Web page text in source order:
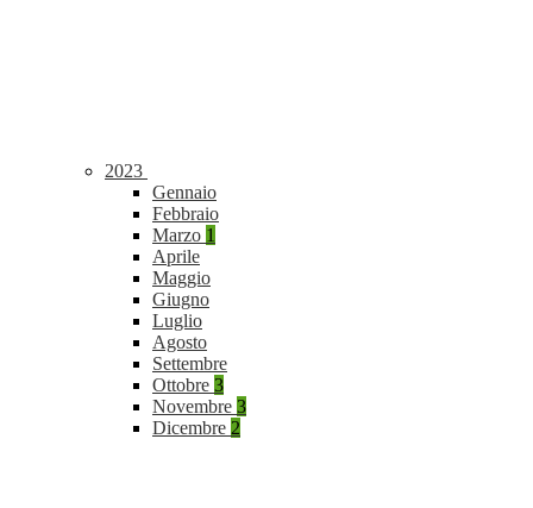
2023
Gennaio
Febbraio
Marzo 1
Aprile
Maggio
Giugno
Luglio
Agosto
Settembre
Ottobre 3
Novembre 3
Dicembre 2